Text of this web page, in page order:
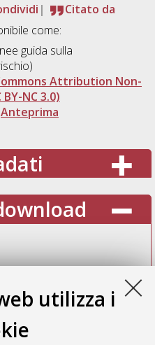
utilizza i
Citato da
come:
guida sulla
Attribution Non-
NC 3.0)
Anteprima